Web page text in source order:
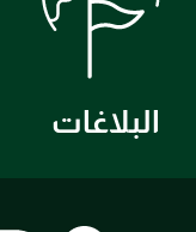
البلاغات